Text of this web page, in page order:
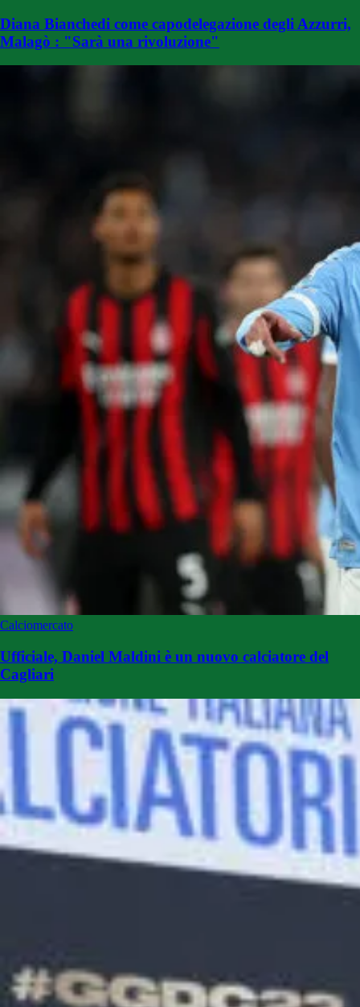
Diana Bianchedi come capodelegazione degli Azzurri,
Malagò : "Sarà una rivoluzione"
Calciomercato
Ufficiale, Daniel Maldini è un nuovo calciatore del
Cagliari